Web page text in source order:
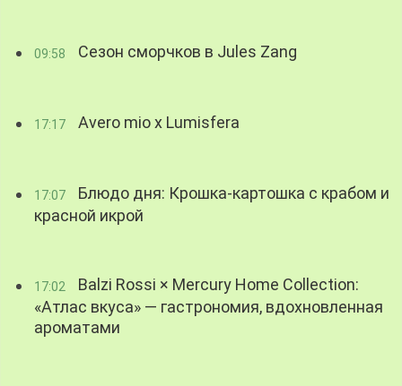
09:58 Сезон сморчков в Jules Zang
17:17 Avero mio x Lumisfera
17:07
Блюдо дня: Крошка-картошка с крабом и
красной икрой
17:02
Balzi Rossi × Mercury Home Collection:
«Атлас вкуса» — гастрономия, вдохновленная
ароматами